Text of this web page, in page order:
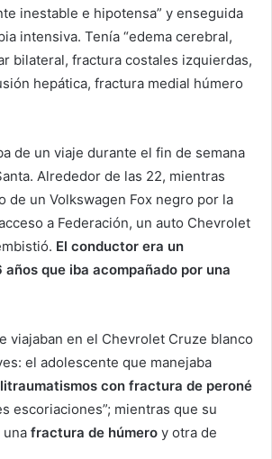
inestable e hipotensa” y enseguida
intensiva. Tenía “edema cerebral,
bilateral, fractura costales izquierdas,
hepática, fractura medial húmero
de un viaje durante el fin de semana
Alrededor de las 22, mientras
de un Volkswagen Fox negro por la
a Federación, un auto Chevrolet
El conductor era un
que iba acompañado por una
viajaban en el Chevrolet Cruze blanco
el adolescente que manejaba
con fractura de peroné
escoriaciones”; mientras que su
una fractura de húmero y otra de